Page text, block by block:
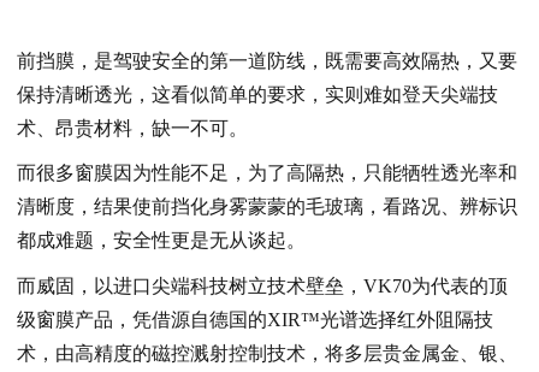
前挡膜 ，是驾驶安全的第一道防线，既需要高效隔热，又要
保持清晰透光，这看似简单的要求，实则难如登天尖端技
术、昂贵材料，缺一不可。
而很多窗膜因为性能不足，为了高隔热，只能牺牲透光率和
清晰度，结果使前挡化身雾蒙蒙的毛玻璃，看路况、辨标识
都成难题，安全性更是无从谈起。
而威固，以进口尖端科技树立技术壁垒，VK70为代表的顶
级窗膜产品，凭借源自德国的XIR™光谱选择红外阻隔技
术，由高精度的磁控溅射控制技术，将多层贵金属金、银、